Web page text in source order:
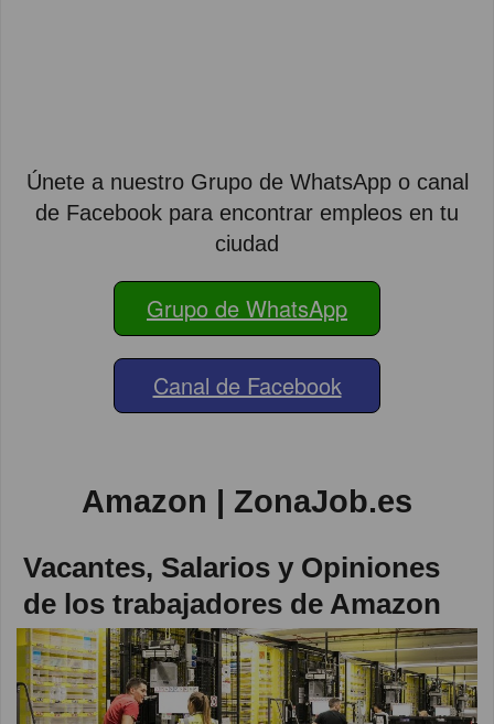
Únete a nuestro Grupo de WhatsApp o canal
de Facebook para encontrar empleos en tu
ciudad
Grupo de WhatsApp
Canal de Facebook
Amazon | ZonaJob.es
Vacantes, Salarios y Opiniones
de los trabajadores de Amazon